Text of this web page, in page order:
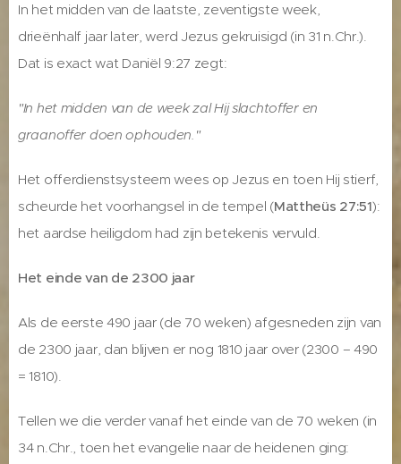
In het midden van de laatste, zeventigste week,
drieënhalf jaar later, werd Jezus gekruisigd (in 31 n.Chr.).
Dat is exact wat Daniël 9:27 zegt:
"In het midden van de week zal Hij slachtoffer en
graanoffer doen ophouden."
Het offerdienstsysteem wees op Jezus en toen Hij stierf,
scheurde het voorhangsel in de tempel (Mattheüs 27:51):
het aardse heiligdom had zijn betekenis vervuld.
Het einde van de 2300 jaar
Als de eerste 490 jaar (de 70 weken) afgesneden zijn van
de 2300 jaar, dan blijven er nog 1810 jaar over (2300 – 490
= 1810).
Tellen we die verder vanaf het einde van de 70 weken (in
34 n.Chr., toen het evangelie naar de heidenen ging: